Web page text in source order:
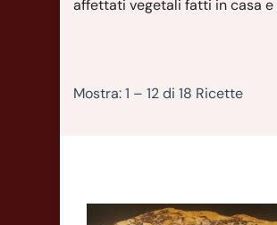
affettati vegetali fatti in casa
Mostra: 1 – 12 di 18 Ricette